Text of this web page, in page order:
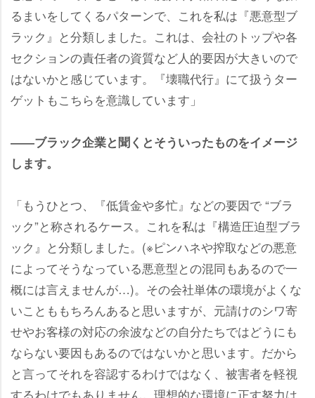
るまいをしてくるパターンで、これを私は『悪意型ブ
ラック』と分類しました。これは、会社のトップや各
セクションの責任者の資質など人的要因が大きいので
はないかと感じています。『壊職代行』にて扱うター
ゲットもこちらを意識しています」
――ブラック企業と聞くとそういったものをイメージ
します。
「もうひとつ、『低賃金や多忙』などの要因で “ブラ
ック”と称されるケース。これを私は『構造圧迫型ブラ
ック』と分類しました。(※ピンハネや搾取などの悪意
によってそうなっている悪意型との混同もあるので一
概には言えませんが…)。その会社単体の環境がよくな
いことももちろんあると思いますが、元請けのシワ寄
せやお客様の対応の余波などの自分たちではどうにも
ならない要因もあるのではないかと思います。だから
と言ってそれを容認するわけではなく、被害者を軽視
するわけでもありません。理想的な環境に正す努力は